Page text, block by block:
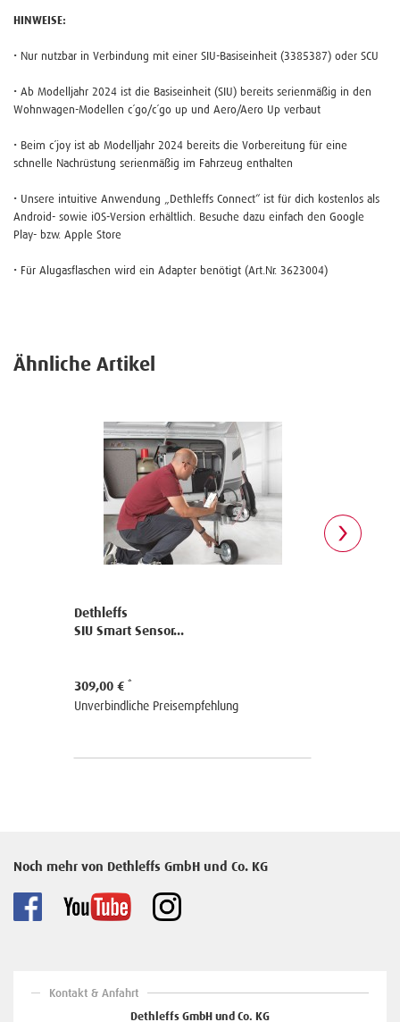
HINWEISE:
• Nur nutzbar in Verbindung mit einer SIU-Basiseinheit (3385387) oder SCU
• Ab Modelljahr 2024 ist die Basiseinheit (SIU) bereits serienmäßig in den
Wohnwagen-Modellen c´go/c´go up und Aero/Aero Up verbaut
• Beim c´joy ist ab Modelljahr 2024 bereits die Vorbereitung für eine
schnelle Nachrüstung serienmäßig im Fahrzeug enthalten
• Unsere intuitive Anwendung „Dethleffs Connect“ ist für dich kostenlos als
Android- sowie iOS-Version erhältlich. Besuche dazu einfach den Google
Play- bzw. Apple Store
• Für Alugasflaschen wird ein Adapter benötigt (Art.Nr. 3623004)
Ähnliche Artikel
Dethleffs
SIU Smart Sensor...
309,00 €
Unverbindliche Preisempfehlung
Noch mehr von Dethleffs GmbH und Co. KG
Kontakt & Anfahrt
Dethleffs GmbH und Co. KG